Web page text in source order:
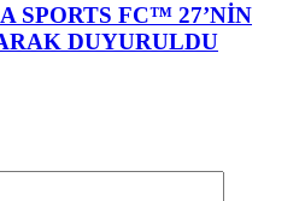
SPORTS FC™ 27’NİN
DUYURULDU